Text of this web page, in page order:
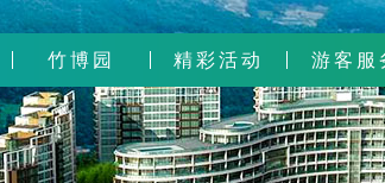
竹博园 精彩活动 游客服